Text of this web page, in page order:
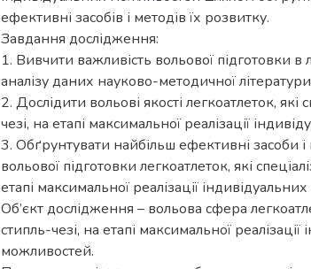
ефективні засобів і методів їх розвитку.
Завдання дослідження:
1. Вивчити важливість вольової підготовки в
аналізу даних науково-методичної
2. Дослідити вольові якості легкоатлеток, які
чезі, на етапі максимальної реалізації
3. Обґрунтувати найбільш ефективні засоби
вольової підготовки легкоатлеток, які
етапі максимальної реалізації
Об’єкт дослідження – вольова сфера
стипль-чезі, на етапі максимальної реалізації
можливостей.